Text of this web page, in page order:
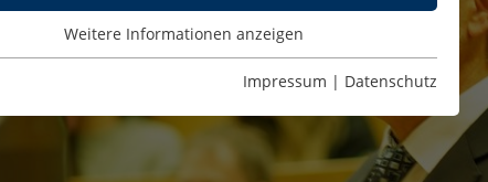
Weitere Informationen anzeigen
Impressum | Datenschutz